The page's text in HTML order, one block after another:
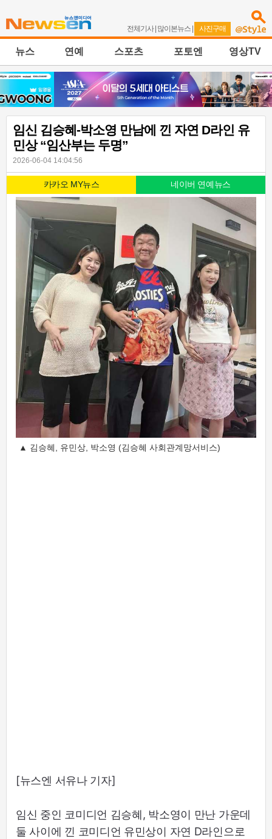
전체기사| 많이본뉴스 | 사진구매
뉴스 연예 스포츠 포토엔 영상TV
임신 김승혜-박소영 만남에 낀 자연 D라인 유
민상 “임산부는 두명”
2026-06-04 14:04:56
카카오 MY뉴스 네이버 연예뉴스
▲ 김승혜, 유민상, 박소영 (김승혜 사회관계망서비스)
[뉴스엔 서유나 기자]
임신 중인 코미디언 김승혜, 박소영이 만난 가운데
둘 사이에 낀 코미디언 유민상이 자연 D라인으로